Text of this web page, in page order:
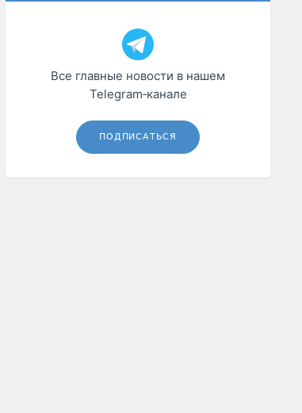
Все главные новости в нашем
Telegram‑канале
ПОДПИСАТЬСЯ